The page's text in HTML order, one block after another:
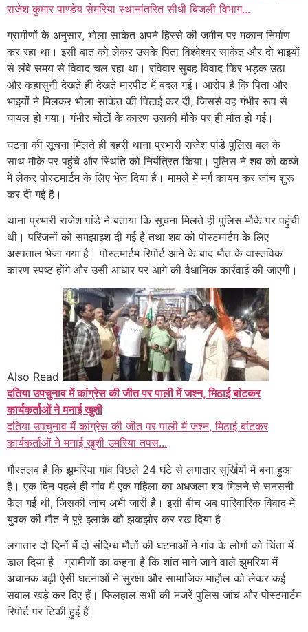
राजेश कुमार पाण्डेय सेमरिया स्थानांतरित सीधी बिजली विभाग...
ग्रामीणों के अनुसार, भोला साकेत अपने हिस्से की जमीन पर मकान निर्माण
कर रहा था। इसी बात को लेकर उसके पिता विश्वेश्वर साकेत और दो भाइयों
से लंबे समय से विवाद चल रहा था। रविवार सुबह विवाद फिर भड़क उठा
और कहासुनी देखते ही देखते मारपीट में बदल गई। आरोप है कि पिता और
भाइयों ने मिलकर भोला साकेत की पिटाई कर दी, जिससे वह गंभीर रूप से
घायल हो गया। गंभीर चोटों के कारण उसकी मौके पर ही मौत हो गई।
घटना की सूचना मिलते ही बहरी थाना प्रभारी राजेश पांडे पुलिस बल के
साथ मौके पर पहुंचे और स्थिति को नियंत्रित किया। पुलिस ने शव को कब्जे
में लेकर पोस्टमार्टम के लिए भेज दिया है। मामले में मर्ग कायम कर जांच शुरू
कर दी गई है।
थाना प्रभारी राजेश पांडे ने बताया कि सूचना मिलते ही पुलिस मौके पर पहुंची
थी। परिजनों को समझाइश दी गई है तथा शव को पोस्टमार्टम के लिए
अस्पताल भेजा गया है। पोस्टमार्टम रिपोर्ट आने के बाद मौत के वास्तविक
कारण स्पष्ट होंगे और उसी आधार पर आगे की वैधानिक कार्रवाई की जाएगी।
Also Read
दतिया उपचुनाव में कांग्रेस की जीत पर पाली में जश्न, मिठाई बांटकर
कार्यकर्ताओं ने मनाई खुशी
दतिया उपचुनाव में कांग्रेस की जीत पर पाली में जश्न, मिठाई बांटकर
कार्यकर्ताओं ने मनाई खुशी उमरिया तपस...
गौरतलब है कि झुमरिया गांव पिछले 24 घंटे से लगातार सुर्खियों में बना हुआ
है। एक दिन पहले ही गांव में एक महिला का अधजला शव मिलने से सनसनी
फैल गई थी, जिसकी जांच अभी जारी है। इसी बीच अब पारिवारिक विवाद में
युवक की मौत ने पूरे इलाके को झकझोर कर रख दिया है।
लगातार दो दिनों में दो संदिग्ध मौतों की घटनाओं ने गांव के लोगों को चिंता में
डाल दिया है। ग्रामीणों का कहना है कि शांत माने जाने वाले झुमरिया में
अचानक बढ़ी ऐसी घटनाओं ने सुरक्षा और सामाजिक माहौल को लेकर कई
सवाल खड़े कर दिए हैं। फिलहाल सभी की नजरें पुलिस जांच और पोस्टमार्टम
रिपोर्ट पर टिकी हुई हैं।